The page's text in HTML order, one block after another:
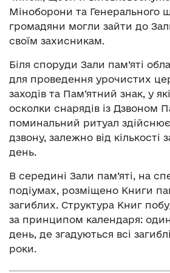
Міноборони та Генерального
громадяни могли зайти до
своїм захисникам.
Біля споруди Зали пам’яті
для проведення урочистих
заходів та Пам’ятний знак, у
осколки снарядів із Дзвоном
поминальний ритуал
дзвону, залежно від кількості
день.
В середині Зали пам’яті, на
подіумах, розміщено Книги
загиблих. Структура Книг
за принципом календаря:
день, де згадуються всі
роки.